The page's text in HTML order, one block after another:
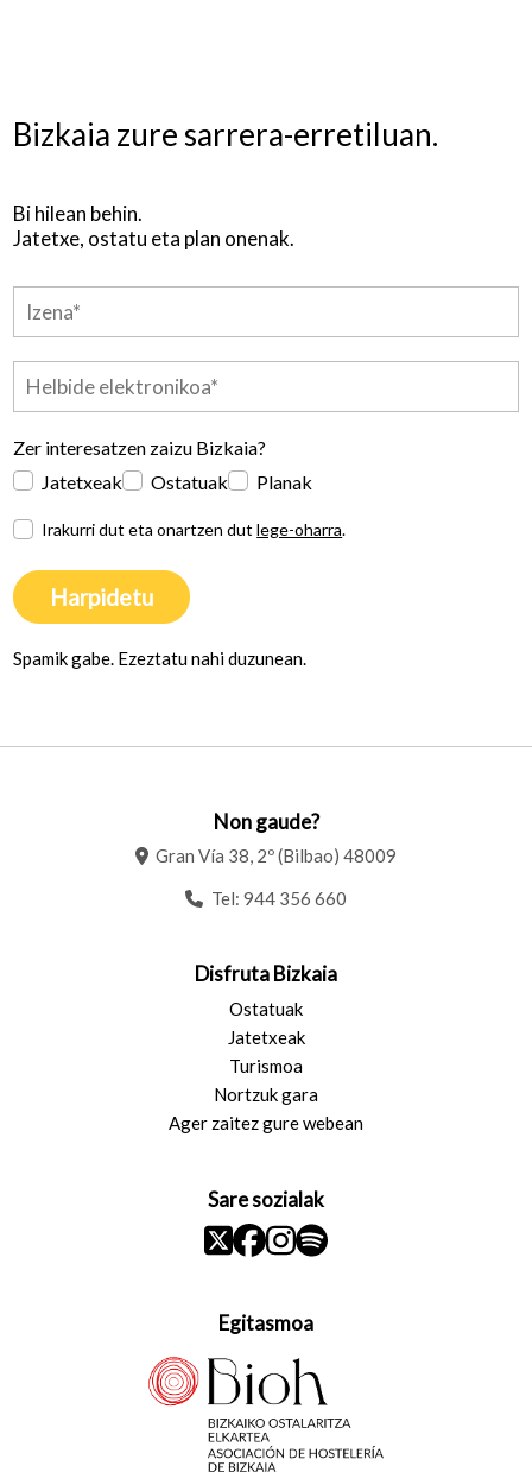
Bizkaia zure sarrera-erretiluan.
Bi hilean behin.
Jatetxe, ostatu eta plan onenak.
Zer interesatzen zaizu Bizkaia?
Jatetxeak
Ostatuak Planak
Irakurri dut eta onartzen dutlege-oharra.
Harpidetu
Spamik gabe. Ezeztatu nahi duzunean.
Non gaude?
Gran Vía 38, 2º (Bilbao) 48009
Tel: 944 356 660
Disfruta Bizkaia
Ostatuak
Jatetxeak
Turismoa
Nortzuk gara
Ager zaitez gure webean
Sare sozialak
Egitasmoa